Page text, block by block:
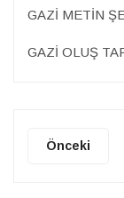
GAZİ METİN
GAZİ OLUŞ
Önceki